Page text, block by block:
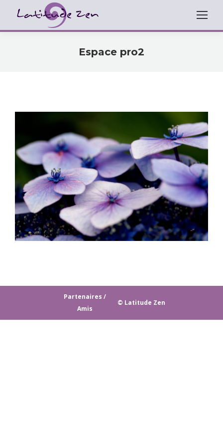
Espace pro2
Partenaires /
Amis
© Latitude Zen